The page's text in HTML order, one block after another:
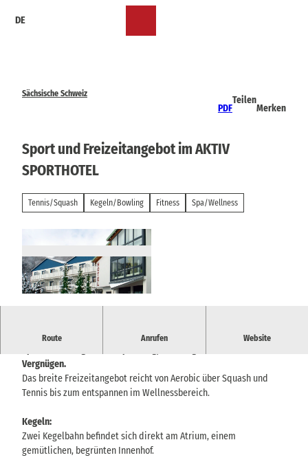
DE
Sächsische Schweiz
PDF
Teilen
Merken
Sport und Freizeitangebot im AKTIV
SPORTHOTEL
Tennis/Squash Kegeln/Bowling Fitness Spa/Wellness
Pirna? |
Route Anrufen Website
Das außergewöhnliche Sport- und Freizeitangebot
im Aktiv
Vergnügen.
Das breite Freizeitangebot reicht von Aerobic über Squash und
Tennis bis zum entspannen im Wellnessbereich.
Kegeln:
Zwei Kegelbahn befindet sich direkt am Atrium, einem
gemütlichen, begrünten Innenhof.